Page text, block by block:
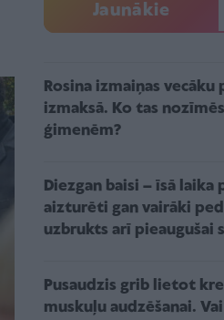
Jaunākie
Rosina izmaiņas vecāku
izmaksā. Ko tas
ģimenēm?
Diezgan baisi – īsā laika
aizturēti gan vairāki
uzbrukts arī pieaugušai
Pusaudzis grib lietot
muskuļu audzēšanai.